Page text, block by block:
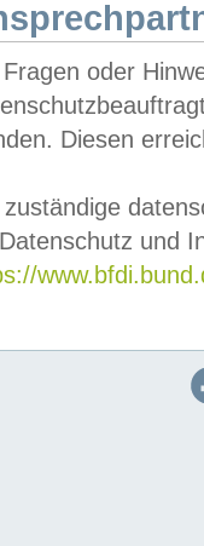
Fragen oder
Diesen
zuständige
und